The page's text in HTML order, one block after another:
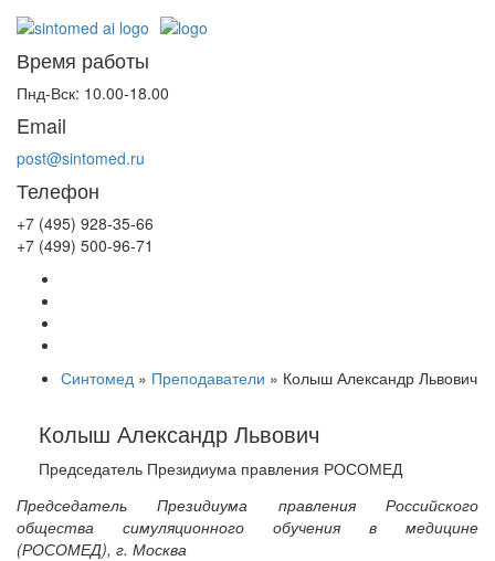
Время работы
Пнд-Вск: 10.00-18.00
Email
post@sintomed.ru
Телефон
+7 (495) 928-35-66
+7 (499) 500-96-71
Синтомед » Преподаватели » Колыш Александр Львович
Колыш Александр Львович
Председатель Президиума правления РОСОМЕД
Председатель Президиума правления Российского
общества симуляционного обучения в медицине
(РОСОМЕД), г. Москва